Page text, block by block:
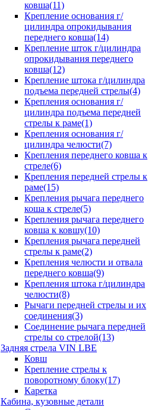
ковша(11)
Крепление основания г/
цилиндра опрокидывания
переднего ковша(14)
Крепление шток г/цилиндра
опрокидывания переднего
ковша(12)
Крепление штока г/цилиндра
подъема передней стрелы(4)
Крепления основания г/
цилиндра подъема передней
стрелы к раме(1)
Крепления основания г/
цилиндра челюсти(7)
Крепления переднего ковша к
стреле(6)
Крепления передней стрелы к
раме(15)
Крепления рычага переднего
коша к стреле(5)
Крепления рычага переднего
ковша к ковшу(10)
Крепления рычага передней
стрелы к раме(2)
Крепления челюсти и отвала
переднего ковша(9)
Крепления штока г/цилиндра
челюсти(8)
Рычаги передней стрелы и их
соединения(3)
Соединение рычага передней
стрелы со стрелой(13)
Задняя стрела VIN LBE
Ковш
Крепление стрелы к
поворотному блоку(17)
Каретка
Кабина, кузовные детали